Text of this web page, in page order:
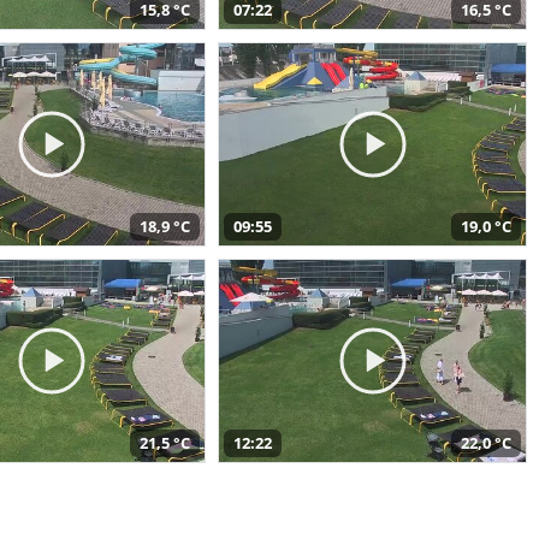
15,8 °C 07:22 16,5 °C
18,9 °C 09:55 19,0 °C
21,5 °C 12:22 22,0 °C